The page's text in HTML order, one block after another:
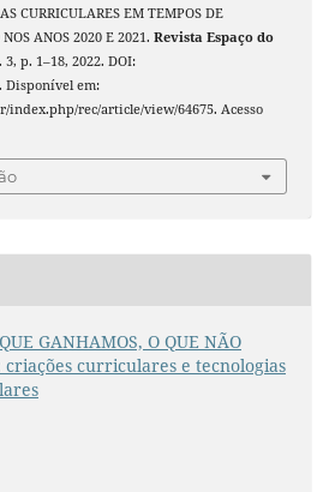
CURRICULARES EM TEMPOS DE
ANOS 2020 E 2021. Revista Espaço do
3, p. 1–18, 2022. DOI:
Disponível em:
rec/article/view/64675. Acesso
GANHAMOS, O QUE NÃO
criações curriculares e tecnologias